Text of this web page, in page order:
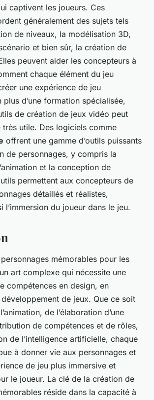
captivent les joueurs. Ces
généralement des sujets tels
de niveaux, la modélisation 3D,
et bien sûr, la création de
peuvent aider les concepteurs à
chaque élément du jeu
une expérience de jeu
plus d’une formation spécialisée,
de création de jeux vidéo peut
très utile. Des logiciels comme
offrent une gamme d’outils puissants
de personnages, y compris la
et la conception de
permettent aux concepteurs de
détaillés et réalistes,
l’immersion du joueur dans le jeu.
mémorables pour les
art complexe qui nécessite une
compétences en design, en
de jeux. Que ce soit
de l’élaboration d’une
de compétences et de rôles,
de l’intelligence artificielle, chaque
à donner vie aux personnages et
de jeu plus immersive et
le joueur. La clé de la création de
réside dans la capacité à